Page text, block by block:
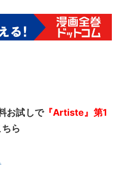
お試しで『Artiste』第1
ら